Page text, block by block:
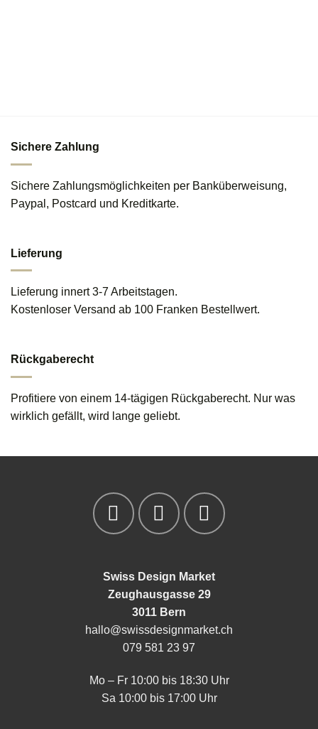
Sichere Zahlung
Sichere Zahlungsmöglichkeiten per Banküberweisung,
Paypal, Postcard und Kreditkarte.
Lieferung
Lieferung innert 3-7 Arbeitstagen.
Kostenloser Versand ab 100 Franken Bestellwert.
Rückgaberecht
Profitiere von einem 14-tägigen Rückgaberecht. Nur was
wirklich gefällt, wird lange geliebt.
Swiss Design Market
Zeughausgasse 29
3011 Bern
hallo@swissdesignmarket.ch
079 581 23 97
Mo – Fr 10:00 bis 18:30 Uhr
Sa 10:00 bis 17:00 Uhr